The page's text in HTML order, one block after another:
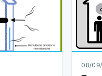
08/